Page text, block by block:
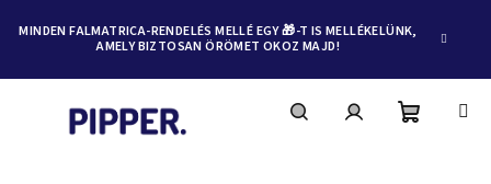
MINDEN FALMATRICA-RENDELÉS MELLÉ EGY 🎁-T IS MELLÉKELÜNK,
AMELY BIZTOSAN ÖRÖMET OKOZ MAJD!